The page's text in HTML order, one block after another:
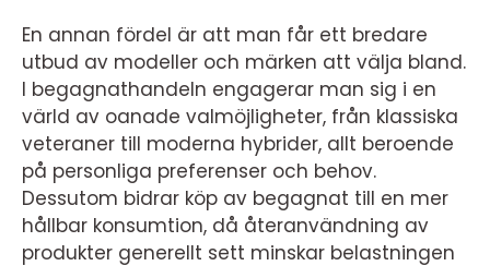
En annan fördel är att man får ett bredare
utbud av modeller och märken att välja bland.
I begagnathandeln engagerar man sig i en
värld av oanade valmöjligheter, från klassiska
veteraner till moderna hybrider, allt beroende
på personliga preferenser och behov.
Dessutom bidrar köp av begagnat till en mer
hållbar konsumtion, då återanvändning av
produkter generellt sett minskar belastningen